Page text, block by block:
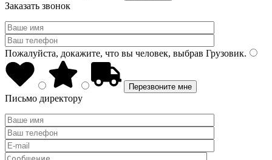
Заказать звонок
Пожалуйста, докажите, что вы человек, выбрав Грузовик.
Письмо директору